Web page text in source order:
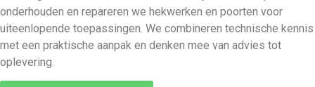
onderhouden en repareren we hekwerken en poorten voor
uiteenlopende toepassingen. We combineren technische kennis
met een praktische aanpak en denken mee van advies tot
oplevering.